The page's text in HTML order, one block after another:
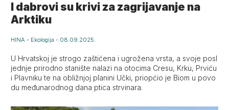
I dabrovi su krivi za zagrijavanje na
Arktiku
HINA - Ekologija - 08.09.2025.
U Hrvatskoj je strogo zaštićena i ugrožena vrsta, a svoje posl
jednje prirodno stanište nalazi na otocima Cresu, Krku, Prviću
i Plavniku te na obližnjoj planini Učki, priopćio je Biom u povo
du međunarodnog dana ptica strvinara.